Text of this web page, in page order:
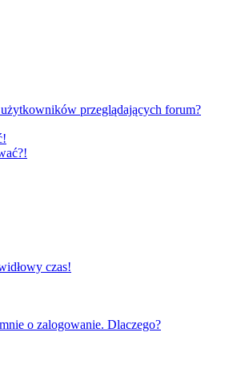
przeglądających forum?
czas!
o zalogowanie. Dlaczego?